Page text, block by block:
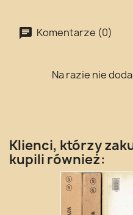
Komentarze (0)
Na razie nie
Klienci, którzy
kupili również: